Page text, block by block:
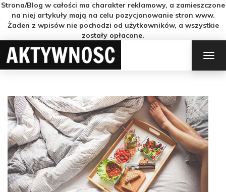
Strona/Blog w całości ma charakter reklamowy, a zamieszczone
na niej artykuły mają na celu pozycjonowanie stron www.
Żaden z wpisów nie pochodzi od użytkowników, a wszystkie
zostały opłacone.